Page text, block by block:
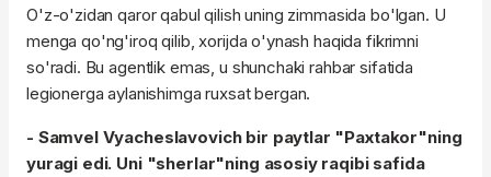
O'z-o'zidan qaror qabul qilish uning zimmasida bo'lgan. U
menga qo'ng'iroq qilib, xorijda o'ynash haqida fikrimni
so'radi. Bu agentlik emas, u shunchaki rahbar sifatida
legionerga aylanishimga ruxsat bergan.
- Samvel Vyacheslavovich bir paytlar "Paxtakor"ning
yuragi edi. Uni "sherlar"ning asosiy raqibi safida